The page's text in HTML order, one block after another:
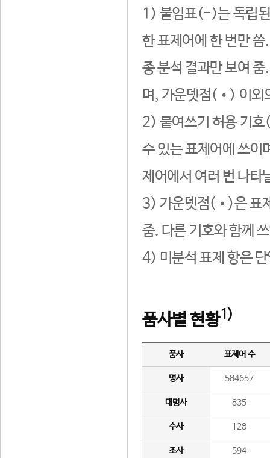
1) 붙임표(-)는 독립된
한 표제어에 한 번만
종 분석 결과만 보여
며, 가운뎃점(•) 이외
2) 붙여쓰기 허용 기호
수 있는 표제어에 쓰이
제어에서 여러 번 나타
3) 가운뎃점(•)은 표
줌. 다른 기호와 함께
4) 미분석 표제 항은
품사별 현황1)
품사 표제어 수
명사 584657
대명사 835
수사 128
조사 594